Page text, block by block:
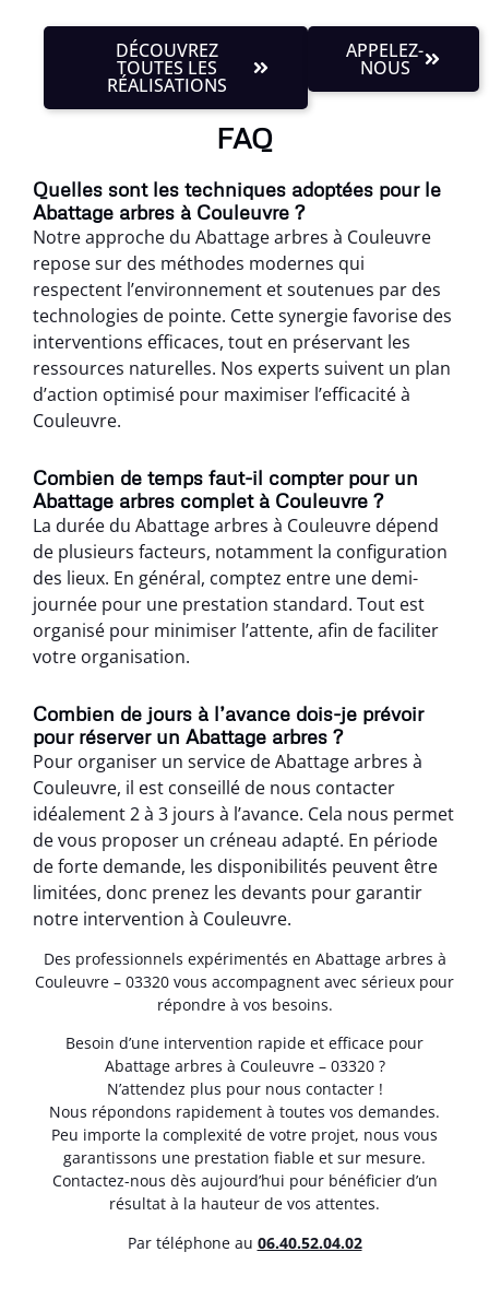
DÉCOUVREZ
TOUTES LES
RÉALISATIONS
APPELEZ-
NOUS
FAQ
Quelles sont les techniques adoptées pour le
Abattage arbres à Couleuvre ?
Notre approche du Abattage arbres à Couleuvre
repose sur des méthodes modernes qui
respectent l’environnement et soutenues par des
technologies de pointe. Cette synergie favorise des
interventions efficaces, tout en préservant les
ressources naturelles. Nos experts suivent un plan
d’action optimisé pour maximiser l’efficacité à
Couleuvre.
Combien de temps faut-il compter pour un
Abattage arbres complet à Couleuvre ?
La durée du Abattage arbres à Couleuvre dépend
de plusieurs facteurs, notamment la configuration
des lieux. En général, comptez entre une demi-
journée pour une prestation standard. Tout est
organisé pour minimiser l’attente, afin de faciliter
votre organisation.
Combien de jours à l’avance dois-je prévoir
pour réserver un Abattage arbres ?
Pour organiser un service de Abattage arbres à
Couleuvre, il est conseillé de nous contacter
idéalement 2 à 3 jours à l’avance. Cela nous permet
de vous proposer un créneau adapté. En période
de forte demande, les disponibilités peuvent être
limitées, donc prenez les devants pour garantir
notre intervention à Couleuvre.
Des professionnels expérimentés en Abattage arbres à
Couleuvre – 03320 vous accompagnent avec sérieux pour
répondre à vos besoins.
Besoin d’une intervention rapide et efficace pour
Abattage arbres à Couleuvre – 03320 ?
N’attendez plus pour nous contacter !
Nous répondons rapidement à toutes vos demandes.
Peu importe la complexité de votre projet, nous vous
garantissons une prestation fiable et sur mesure.
Contactez-nous dès aujourd’hui pour bénéficier d’un
résultat à la hauteur de vos attentes.
Par téléphone au 06.40.52.04.02